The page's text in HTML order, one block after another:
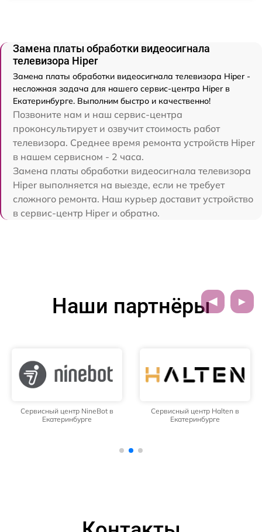
Замена платы обработки видеосигнала
телевизора Hiper
Замена платы обработки видеосигнала телевизора Hiper -
несложная задача для нашего сервис-центра Hiper в
Екатеринбурге. Выполним быстро и качественно!
Позвоните нам и наш сервис-центра
проконсультирует и озвучит стоимость работ
телевизора. Среднее время ремонта устройств Hiper
в нашем сервисном - 2 часа.
Замена платы обработки видеосигнала телевизора
Hiper выполняется на выезде, если не требует
сложного ремонта. Наш курьер доставит устройство
в сервис-центр Hiper и обратно.
Наши партнёры
Сервисный центр NineBot в
Екатеринбурге
Сервисный центр Halten в
Екатеринбурге